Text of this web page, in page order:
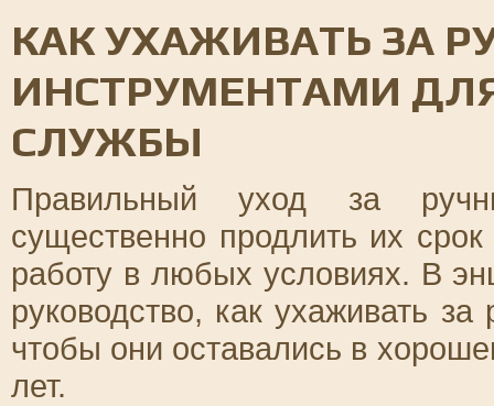
КАК УХАЖИВАТЬ ЗА
ИНСТРУМЕНТАМИ
СЛУЖБЫ
Правильный уход за
существенно продлить их
работу в любых условиях. В
руководство, как ухаживать
чтобы они оставались в
лет.